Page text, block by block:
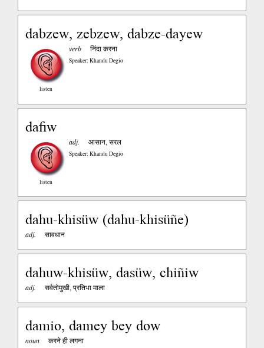
dabzew, zebzew, dabze-dayew
listen
verb निंदा करना
Speaker: Khandu Degio
dafiw
listen
adj. आसान, सरल
Speaker: Khandu Degio
dahu-khisüw (dahu-khisüñe)
adj. सावधान
dahuw-khisüw, dasüw, chiñiw
adj. सर्वतोमुखी, प्रतिभा माला
damio, damey bey dow
noun करने ही लगना